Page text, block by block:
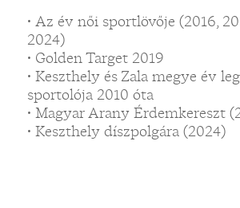
• Az év női sportlövője (2016,
2024)
• Golden Target 2019
• Keszthely és Zala megye év
sportolója 2010 óta
• Magyar Arany Érdemkereszt
• Keszthely díszpolgára (2024)